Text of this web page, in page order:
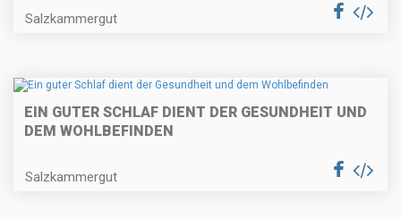
Salzkammergut
EIN GUTER SCHLAF DIENT DER GESUNDHEIT UND
DEM WOHLBEFINDEN
Salzkammergut